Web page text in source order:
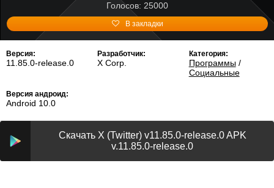
Голосов: 25000
В закладки
Версия:
11.85.0-release.0
Разработчик:
X Corp.
Категория:
Программы/
Социальные
Версия андроид:
Android 10.0
Скачать X (Twitter) v11.85.0-release.0 APK
v.11.85.0-release.0